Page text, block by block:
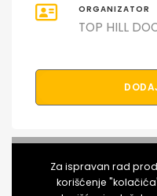
ORGANIZATOR
TOP HILL
Za ispravan rad
korišćenje